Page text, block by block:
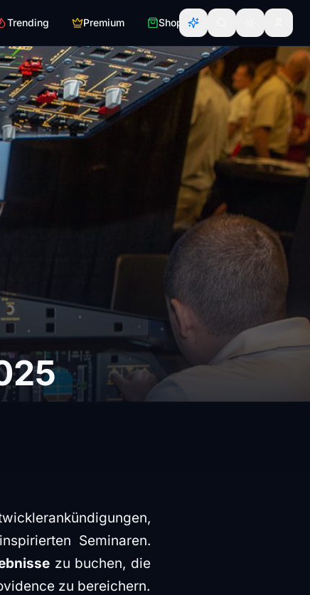
Trending Premium Shop
Seminaren.
zu buchen, die
zu bereichern.